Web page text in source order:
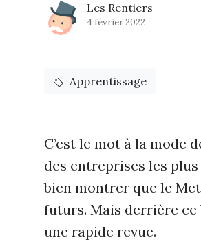
Les Rentiers
4 février 2022
Apprentissage
C’est le mot à la mode
des entreprises les
bien montrer que le
futurs. Mais derrière ce
une rapide revue.